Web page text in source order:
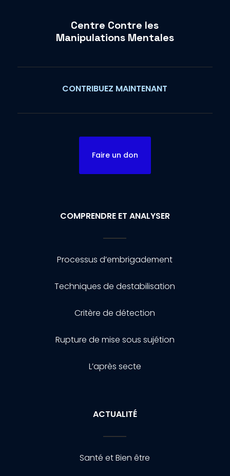
Centre Contre les
Manipulations Mentales
CONTRIBUEZ MAINTENANT
Faire un don
COMPRENDRE ET ANALYSER
Processus d’embrigadement
Techniques de destabilisation
Critère de détection
Rupture de mise sous sujétion
L’après secte
ACTUALITÉ
Santé et Bien être